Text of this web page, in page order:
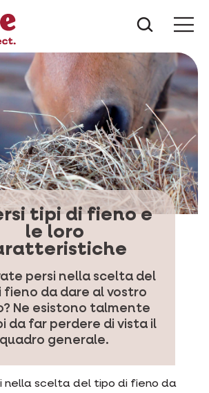
tipi di fieno e
le loro
persi nella scelta del
fieno da dare al vostro
Ne esistono talmente
da far perdere di vista il
quadro generale.
nella scelta del tipo di fieno da